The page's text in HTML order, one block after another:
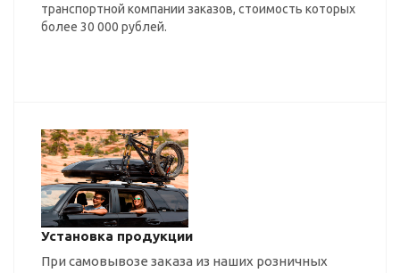
транспортной компании заказов, стоимость которых
более 30 000 рублей.
Установка продукции
При самовывозе заказа из наших розничных